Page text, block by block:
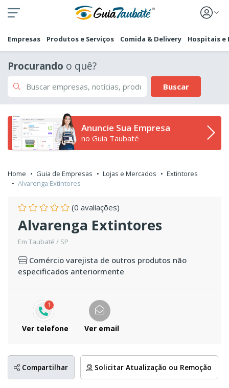
Empresas Produtos e Serviços Comida & Delivery Hospitais e
Procurando o quê?
Buscar
Anuncie Sua Empresa
no Guia Taubaté
Home Guia de Empresas Lojas e Mercados
Extintores
Alvarenga Extintores
(0 avaliações)
Alvarenga Extintores
Em Taubaté / SP
Comércio varejista de outros produtos não
especificados anteriormente
1
Ver telefone Ver email
Compartilhar Solicitar Atualização ou Remoção